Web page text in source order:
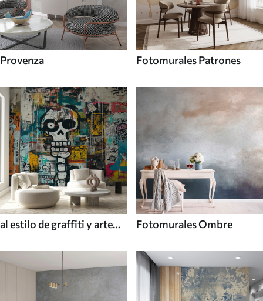
Provenza Fotomurales Patrones
al estilo de graffiti y arte
Fotomurales Ombre